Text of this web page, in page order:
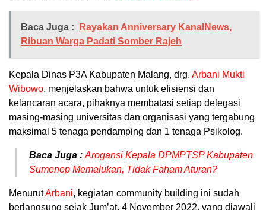
Baca Juga :
Rayakan Anniversary KanalNews,
Ribuan Warga Padati Somber Rajeh
Kepala Dinas P3A Kabupaten Malang, drg. Arbani Mukti
Wibowo, menjelaskan bahwa untuk efisiensi dan
kelancaran acara, pihaknya membatasi setiap delegasi
masing-masing universitas dan organisasi yang tergabung
maksimal 5 tenaga pendamping dan 1 tenaga Psikolog.
Baca Juga : Arogansi Kepala DPMPTSP Kabupaten
Sumenep Memalukan, Tidak Faham Aturan?
MenurutArbani, kegiatan community building ini sudah
berlangsung sejak Jum’at, 4 November 2022, yang diawali